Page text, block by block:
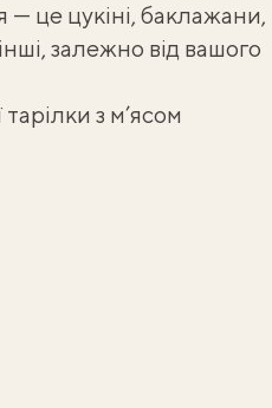
— це цукіні, баклажани,
залежно від вашого
тарілки з м’ясом